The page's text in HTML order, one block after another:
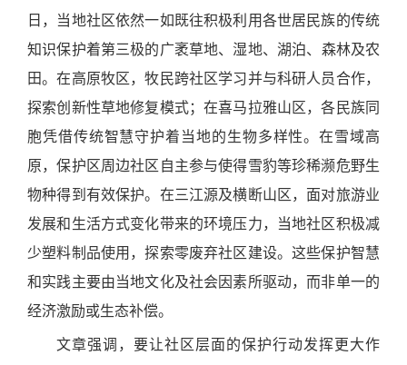
日，当地社区依然一如既往积极利用各世居民族的传统
知识保护着第三极的广袤草地、 湿地、 湖泊、 森林及农
田。在高原牧区，牧民跨社区学习并与科研人员合作，
探索创新性草地修复模式；在喜马拉雅山区，各民族同
胞凭借传统智慧守护着当地的生物多样性。在雪域高
原，保护区周边社区自主参与使得雪豹等珍稀濒危野生
物种得到有效保护。在三江源及横断山区，面对旅游业
发展和生活方式变化带来的环境压力，当地社区积极减
少塑料制品使用，探索零废弃社区建设。这些保护智慧
和实践主要由当地文化及社会因素所驱动，而非单一的
经济激励或生态补偿。
文章强调，要让社区层面的保护行动发挥更大作